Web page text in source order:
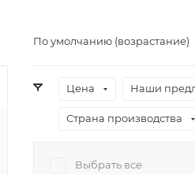
По умолчанию (возрастание)
Цена Наши
Страна производства
Выбрать все